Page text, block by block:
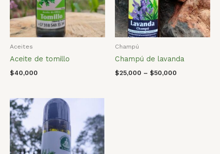
Aceites
Aceite de tomillo
$40,000
Champú
Champú de lavanda
$25,000 – $50,000